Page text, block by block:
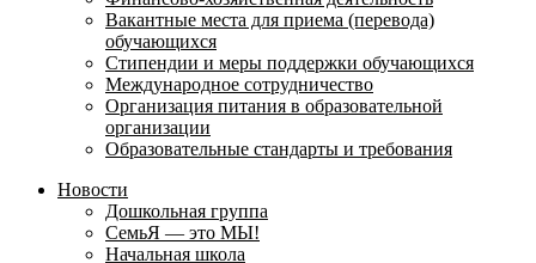
Вакантные места для приема (перевода)
обучающихся
Стипендии и меры поддержки обучающихся
Международное сотрудничество
Организация питания в образовательной
организации
Образовательные стандарты и требования
Новости
Дошкольная группа
СемьЯ — это МЫ!
Начальная школа